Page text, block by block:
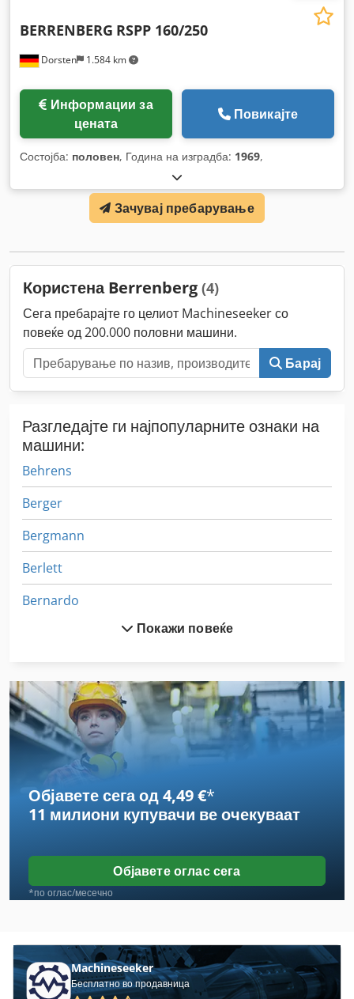
Dorsten 1.584 km
BERRENBERG RSPP 160/250
цената
Повикајте
Состојба: половен, Година на изградба: 1969,
Зачувај пребарување
Користена Berrenberg (4)
Сега пребарајте го целиот Machineseeker со
повеќе од 200.000 половни машини.
Барај
Разгледајте ги најпопуларните ознаки на
машини:
Behrens
Berger
Bergmann
Berlett
Bernardo
Buetfering Aws 1100
Elbtalwerk
Habegger
Hembrug
Herminghausen
Karstens
Kieserling
Mtrent
Покажи повеќе
Објавете сега од 4,49 €*
11 милиони купувачи ве очекуваат
Објавете оглас сега
*по оглас/месечно
Machineseeker
Бесплатно во продавница